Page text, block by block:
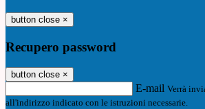
button close ×
Recupero password
button close ×
E-mail Verrà
all'indirizzo indicato con le istruzioni necessarie.